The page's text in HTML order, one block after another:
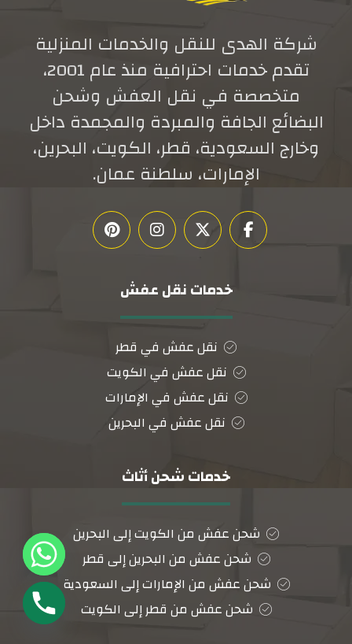
شركة الهدى للنقل والخدمات المنزلية
تقدم خدمات احترافية منذ عام 2001،
متخصصة في نقل العفش وشحن
البضائع الجافة والمبردة والمجمدة داخل
وخارج السعودية، قطر، الكويت، البحرين،
الإمارات، سلطنة عمان.
خدمات نقل عفش
نقل عفش في قطر
نقل عفش في الكويت
نقل عفش في الإمارات
نقل عفش في البحرين
خدمات شحن أثاث
شحن عفش من الكويت إلى البحرين
شحن عفش من البحرين إلى قطر
شحن عفش من الإمارات إلى السعودية
شحن عفش من قطر إلى الكويت